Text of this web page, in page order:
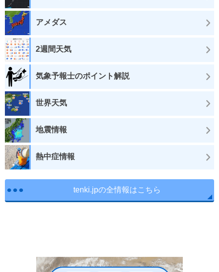
アメダス
2週間天気
気象予報士のポイント解説
世界天気
地震情報
熱中症情報
tenki.jpの全情報はこちら